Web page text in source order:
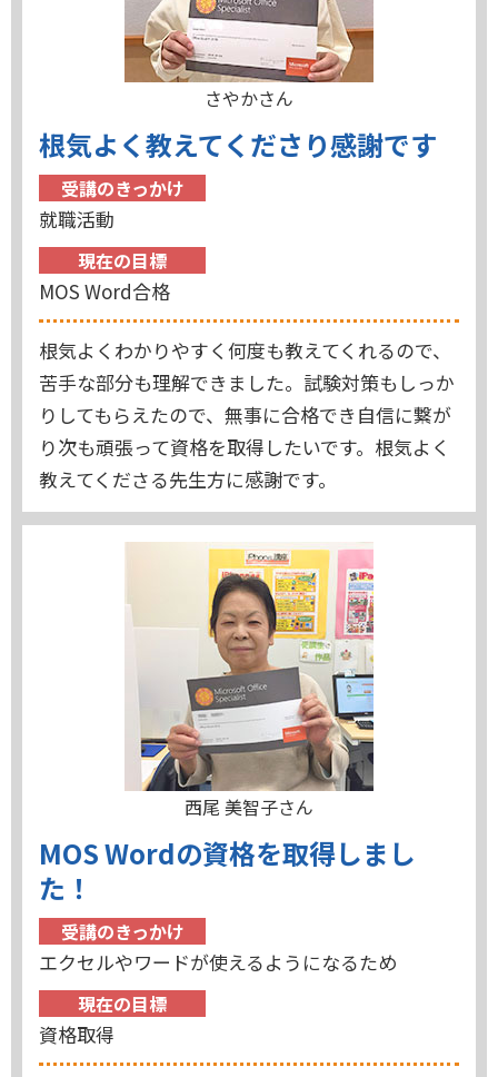
さやかさん
根気よく教えてくださり感謝です
受講のきっかけ
就職活動
現在の目標
MOS Word合格
根気よくわかりやすく何度も教えてくれるので、
苦手な部分も理解できました。試験対策もしっか
りしてもらえたので、無事に合格でき自信に繋が
り次も頑張って資格を取得したいです。根気よく
教えてくださる先生方に感謝です。
西尾 美智子さん
MOS Wordの資格を取得しまし
た！
受講のきっかけ
エクセルやワードが使えるようになるため
現在の目標
資格取得